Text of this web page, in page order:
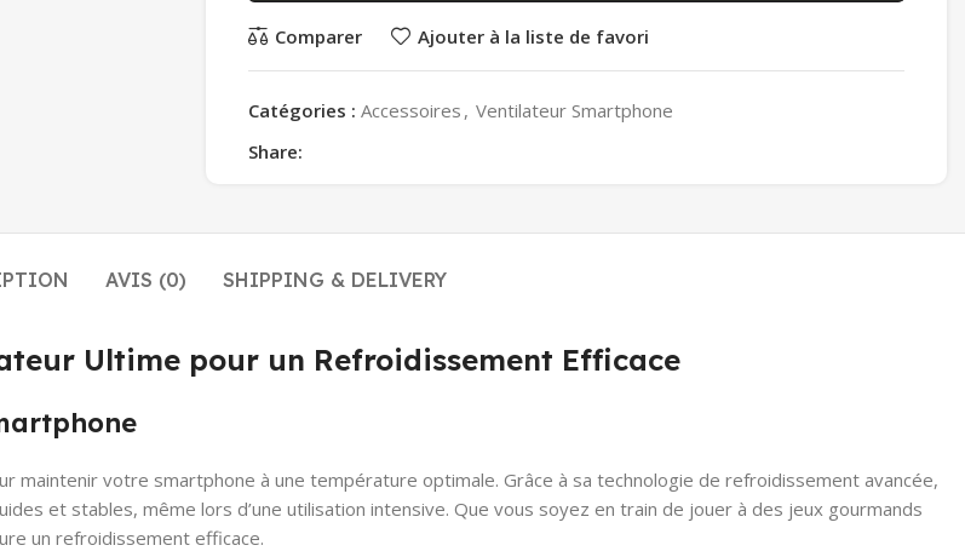
Comparer Ajouter à la liste de favori
Catégories : Accessoires , Ventilateur Smartphone
Share:
AVIS (0) SHIPPING & DELIVERY
Ultime pour un Refroidissement Efficace
maintenir votre smartphone à une température optimale. Grâce à sa technologie de refroidissement avancée,
et stables, même lors d’une utilisation intensive. Que vous soyez en train de jouer à des jeux gourmands
un refroidissement efficace.